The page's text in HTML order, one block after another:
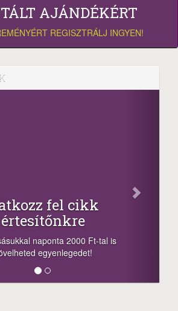
AJÁNDÉKÉRT
REGISZTRÁLJ INGYEN!
fel cikk
értesítőnkre
naponta 2000 Ft-tal is
egyenlegedet!